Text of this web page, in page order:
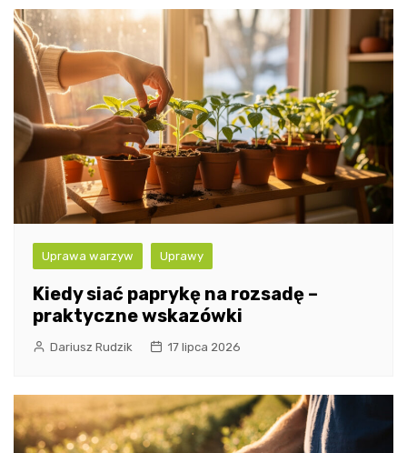
Uprawa warzyw Uprawy
Kiedy siać paprykę na rozsadę –
praktyczne wskazówki
Dariusz Rudzik 17 lipca 2026